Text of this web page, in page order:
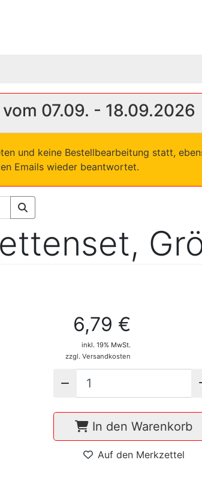
07.09. - 18.09.2026
und keine Bestellbearbeitung statt,
Emails wieder beantwortet.
6,79 €
inkl. 19% MwSt.
zzgl. Versandkosten
In den Warenkorb
Auf den Merkzettel